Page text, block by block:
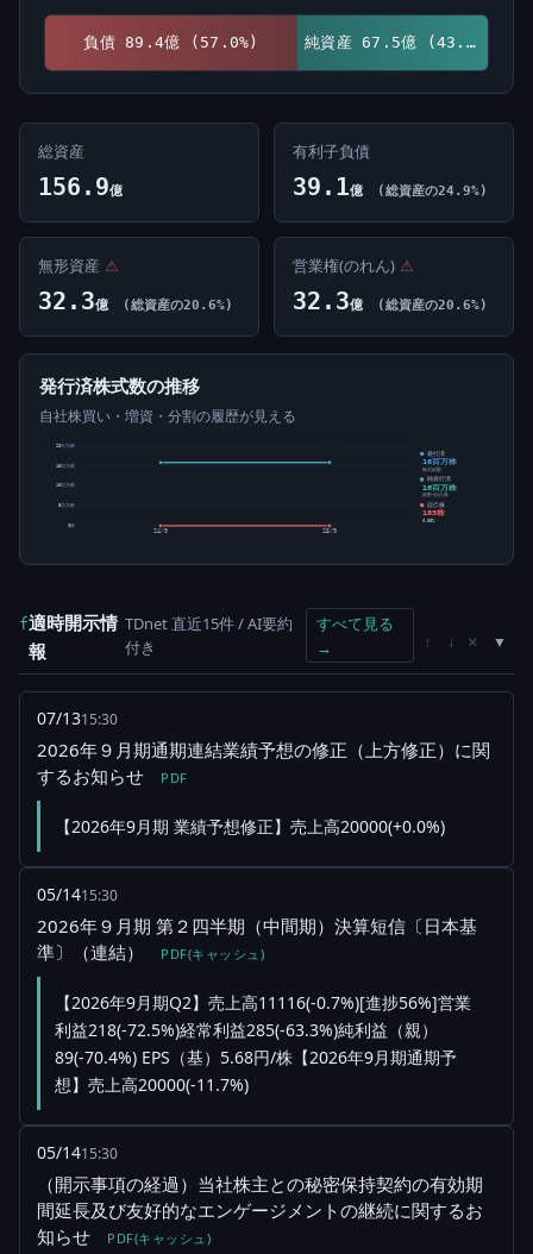
負債 89.4億 (57.0%) 純資産 67.5億 (43.0%)
総資産
156.9億
有利子負債
39.1億 (総資産の24.9%)
無形資産 ⚠
32.3億 (総資産の20.6%)
営業権(のれん) ⚠
32.3億 (総資産の20.6%)
発行済株式数の推移
自社株買い・増資・分割の履歴が見える
0株
5百万株
10百万株
15百万株
20百万株
24/9 25/9
発行済
16百万株
株式総数
純発行済
16百万株
総数-自己株
自己株
185株
0.00%
f適時開示情
報
TDnet 直近15件 / AI要約
付き
すべて見る
→
↑ ↓ ×
07/1315:30
2026年９月期通期連結業績予想の修正（上方修正）に関
するお知らせ
PDF
【2026年9月期 業績予想修正】売上高20000(+0.0%)
05/1415:30
2026年９月期 第２四半期（中間期）決算短信〔日本基
準〕（連結）
PDF(キャッシュ)
【2026年9月期Q2】売上高11116(-0.7%)[進捗56%]営業
利益218(-72.5%)経常利益285(-63.3%)純利益（親）
89(-70.4%) EPS（基）5.68円/株【2026年9月期通期予
想】売上高20000(-11.7%)
05/1415:30
（開示事項の経過）当社株主との秘密保持契約の有効期
間延長及び友好的なエンゲージメントの継続に関するお
知らせ
PDF(キャッシュ)